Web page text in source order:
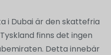
i Dubai är den skattefria
finns det ingen
Detta innebär